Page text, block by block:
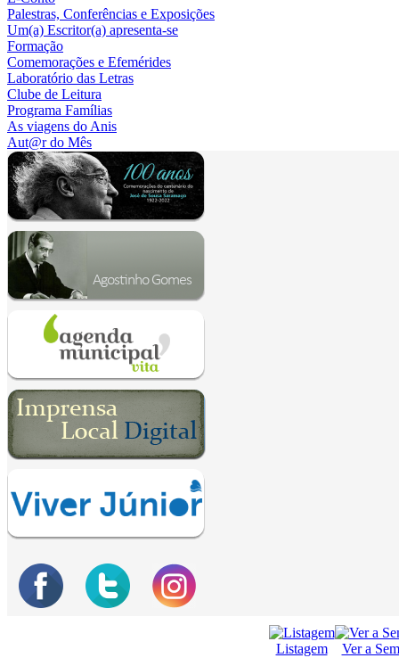
Palestras, Conferências e Exposições
Um(a) Escritor(a) apresenta-se
Formação
Comemorações e Efemérides
Laboratório das Letras
Clube de Leitura
Programa Famílias
As viagens do Anis
Aut@r do Mês
Listagem Ver a